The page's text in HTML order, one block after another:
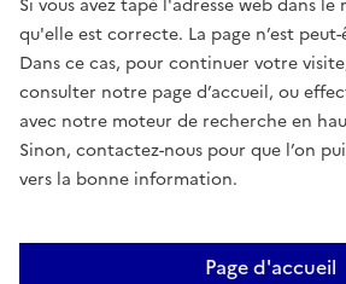
Si vous avez tapé l'adresse web dans
qu'elle est correcte. La page n’est
Dans ce cas, pour continuer votre
consulter notre page d’accueil, ou
avec notre moteur de recherche en
Sinon, contactez-nous pour que l’on
vers la bonne information.
Page d'accueil